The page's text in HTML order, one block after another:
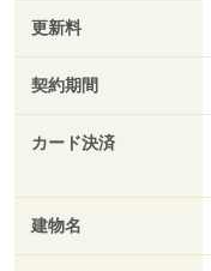
更新料
契約期間
カード決済
建物名